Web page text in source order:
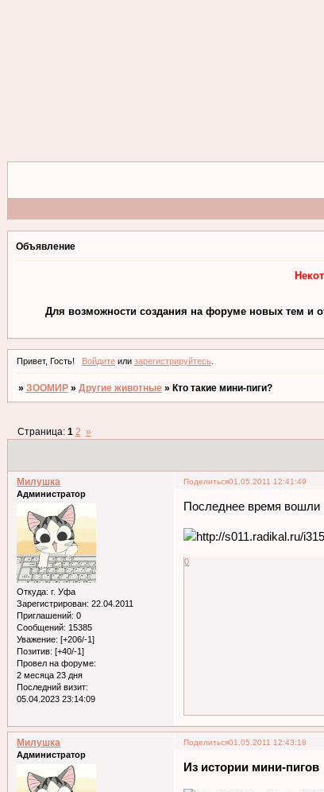
Объявление
Для возможности создания на форуме новых тем и
Привет, Гость! Войдитеили зарегистрируйтесь.
» ЗООМИР » Другие животные » Кто такие мини-пиги?
Страница: 1 2 »
Поделиться01.05.2011 12:41:49
Милушка
Администратор
Откуда: г. Уфа
Зарегистрирован: 22.04.2011
Приглашений: 0
Сообщений: 15385
Уважение: [+206/-1]
Позитив: [+40/-1]
Провел на форуме:
2 месяца 23 дня
Последний визит:
05.04.2023 23:14:09
Последнее время вошли
0
Поделиться01.05.2011 12:43:18
Милушка
Администратор
Из истории мини-пигов